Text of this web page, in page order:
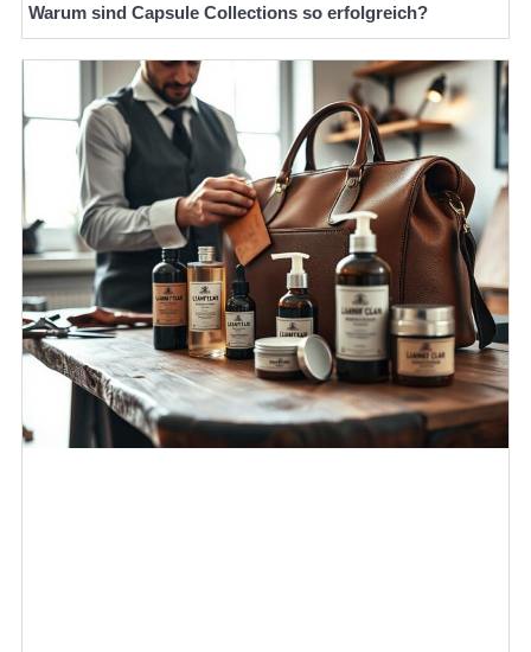
Warum sind Capsule Collections so erfolgreich?